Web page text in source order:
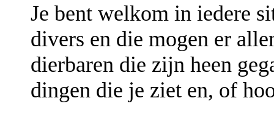
Je bent welkom in iedere
divers en die mogen er
dierbaren die zijn heen
dingen die je ziet en, of